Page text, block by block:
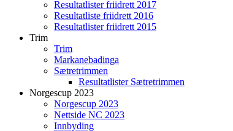
Resultatlister friidrett 2017
Resultatliste friidrett 2016
Resultatlister friidrett 2015
Trim
Trim
Markanebadinga
Sætretrimmen
Resultatlister Sætretrimmen
Norgescup 2023
Norgescup 2023
Nettside NC 2023
Innbyding